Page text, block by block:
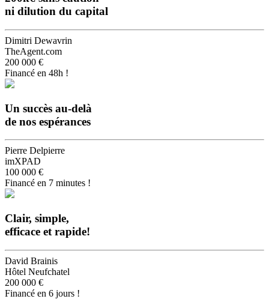
ni dilution du capital
Dimitri Dewavrin
TheAgent.com
200 000 €
Financé en 48h !
Un succès au-delà
de nos espérances
Pierre Delpierre
imXPAD
100 000 €
Financé en 7 minutes !
Clair, simple,
efficace et rapide!
David Brainis
Hôtel Neufchatel
200 000 €
Financé en 6 jours !